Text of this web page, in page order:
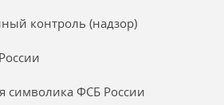
контроль (надзор)
символика ФСБ России